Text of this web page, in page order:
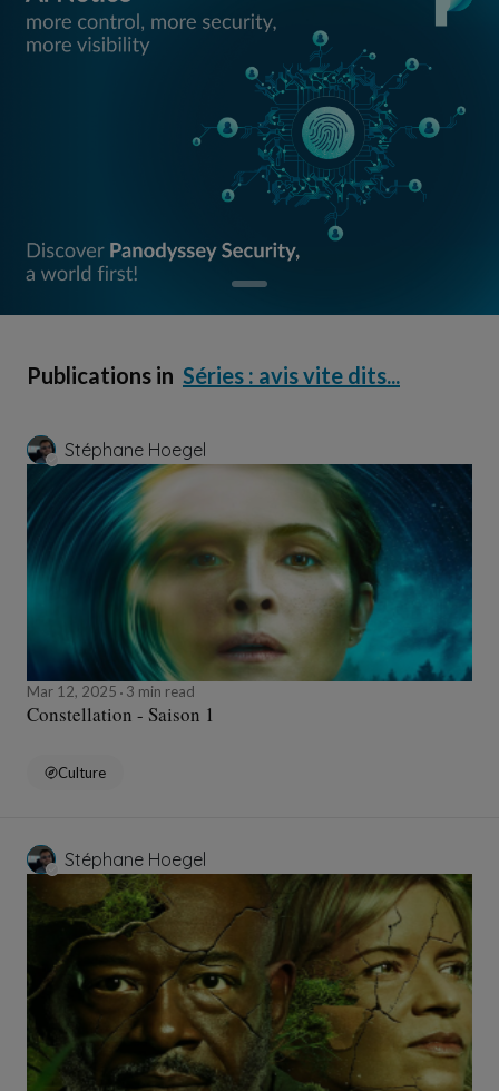
Publications in Séries : avis vite dits...
Stéphane Hoegel
Mar 12, 2025 3 min read
Constellation - Saison 1
Culture
Stéphane Hoegel